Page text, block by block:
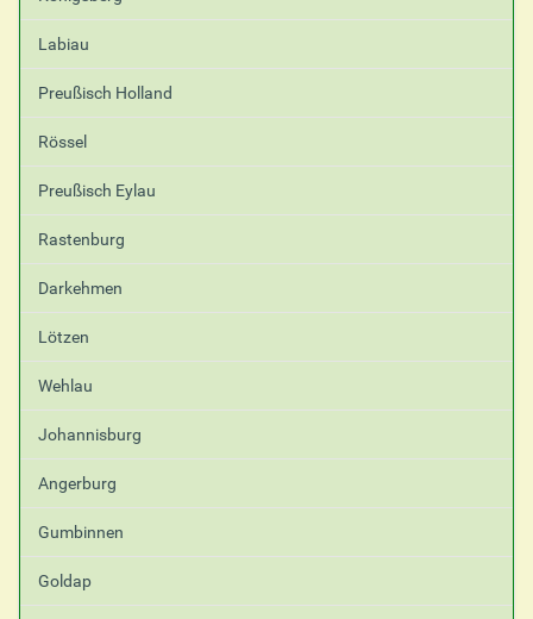
Labiau
Preußisch Holland
Rössel
Preußisch Eylau
Rastenburg
Darkehmen
Lötzen
Wehlau
Johannisburg
Angerburg
Gumbinnen
Goldap